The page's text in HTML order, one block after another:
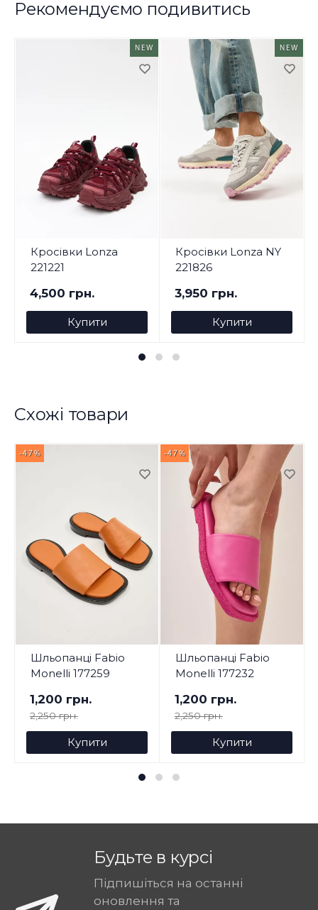
Рекомендуємо подивитись
NEW
Кросівки Lonza
221221
4,500 грн.
Купити
NEW
Кросівки Lonza NY
221826
3,950 грн.
Купити
Схожі товари
-47%
Шльопанці Fabio
Monelli 177259
1,200 грн.
2,250 грн.
Купити
-47%
Шльопанці Fabio
Monelli 177232
1,200 грн.
2,250 грн.
Купити
Будьте в курсі
Підпишіться на останні
оновлення та